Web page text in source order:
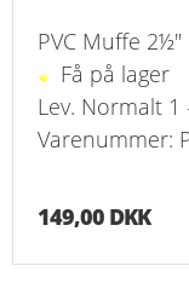
PVC Muffe 2½"
Få på lager
Lev. Normalt 1
Varenummer:
149,00 DKK